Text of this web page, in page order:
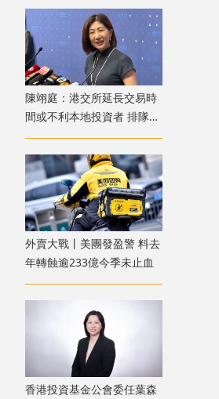
陳翊庭：港交所延長交易時
間或不利本地投資者 排隊上
市公司數量創新高
外賣大戰丨美團發盈警 料去
年轉蝕逾233億今季未止血
香港投資基金公會委任葉森